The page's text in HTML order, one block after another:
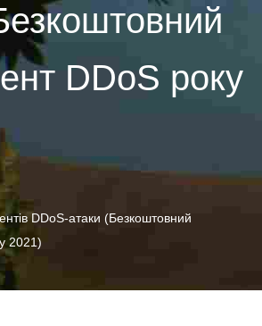
DDoS року
DDoS-атаки (Безкоштовний
2021)